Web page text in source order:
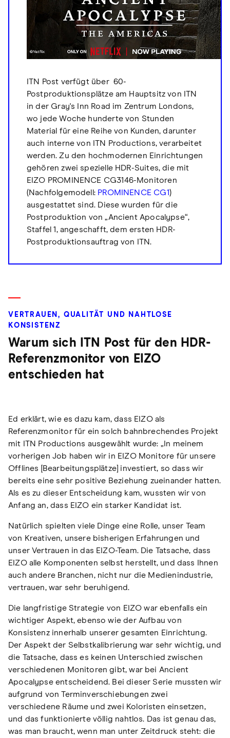
ITN Post verfügt über 60-
Postproduktionsplätze am Hauptsitz von ITN
in der Gray's Inn Road im Zentrum Londons,
wo jede Woche hunderte von Stunden
Material für eine Reihe von Kunden, darunter
auch interne von ITN Productions, verarbeitet
werden. Zu den hochmodernen Einrichtungen
gehören zwei spezielle HDR-Suites, die mit
EIZO PROMINENCE CG3146-Monitoren
(Nachfolgemodell: PROMINENCE CG1)
ausgestattet sind. Diese wurden für die
Postproduktion von „Ancient Apocalypse“,
Staffel 1, angeschafft, dem ersten HDR-
Postproduktionsauftrag von ITN.
VERTRAUEN, QUALITÄT UND NAHTLOSE
KONSISTENZ
Warum sich ITN Post für den HDR-
Referenzmonitor von EIZO
entschieden hat
Ed erklärt, wie es dazu kam, dass EIZO als
Referenzmonitor für ein solch bahnbrechendes Projekt
mit ITN Productions ausgewählt wurde: „In meinem
vorherigen Job haben wir in EIZO Monitore für unsere
Offlines [Bearbeitungsplätze] investiert, so dass wir
bereits eine sehr positive Beziehung zueinander hatten.
Als es zu dieser Entscheidung kam, wussten wir von
Anfang an, dass EIZO ein starker Kandidat ist.
Natürlich spielten viele Dinge eine Rolle, unser Team
von Kreativen, unsere bisherigen Erfahrungen und
unser Vertrauen in das EIZO-Team. Die Tatsache, dass
EIZO alle Komponenten selbst herstellt, und dass Ihnen
auch andere Branchen, nicht nur die Medienindustrie,
vertrauen, war sehr beruhigend.
Die langfristige Strategie von EIZO war ebenfalls ein
wichtiger Aspekt, ebenso wie der Aufbau von
Konsistenz innerhalb unserer gesamten Einrichtung.
Der Aspekt der Selbstkalibrierung war sehr wichtig, und
die Tatsache, dass es keinen Unterschied zwischen
verschiedenen Monitoren gibt, war bei Ancient
Apocalypse entscheidend. Bei dieser Serie mussten wir
aufgrund von Terminverschiebungen zwei
verschiedene Räume und zwei Koloristen einsetzen,
und das funktionierte völlig nahtlos. Das ist genau das,
was man braucht, wenn man unter Zeitdruck steht: die